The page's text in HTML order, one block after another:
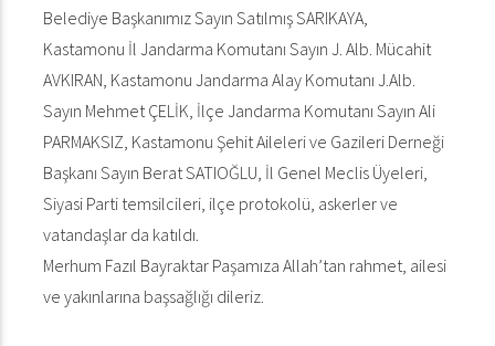
Belediye Başkanımız Sayın Satılmış SARIKAYA,
Kastamonu İl Jandarma Komutanı Sayın J. Alb. Mücahit
AVKIRAN, Kastamonu Jandarma Alay Komutanı J.Alb.
Sayın Mehmet ÇELİK, İlçe Jandarma Komutanı Sayın Ali
PARMAKSIZ, Kastamonu Şehit Aileleri ve Gazileri Derneği
Başkanı Sayın Berat SATIOĞLU, İl Genel Meclis Üyeleri,
Siyasi Parti temsilcileri, ilçe protokolü, askerler ve
vatandaşlar da katıldı.
Merhum Fazıl Bayraktar Paşamıza Allah’tan rahmet, ailesi
ve yakınlarına başsağlığı dileriz.